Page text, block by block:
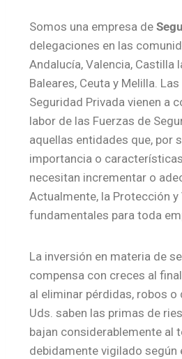
Somos una empresa de
delegaciones en las
Andalucía, Valencia, Castilla
Baleares, Ceuta y Melilla.
Seguridad Privada vienen a
labor de las Fuerzas de
aquellas entidades que, por
importancia o
necesitan incrementar o
Actualmente, la Protección
fundamentales para toda
La inversión en materia de
compensa con creces al
al eliminar pérdidas, robos
Uds. saben las primas de
bajan considerablemente al
debidamente vigilado según